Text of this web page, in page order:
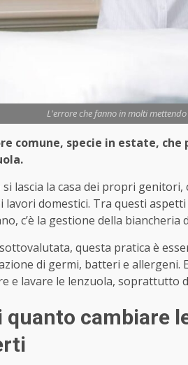
L'errore che fanno in molti
comune, specie in estate,
lascia la casa dei propri
lavori domestici. Tra questi
c’è la gestione della
questa pratica è
di germi, batteri e allergeni.
e lavare le lenzuola, soprattutto
quanto cambiare